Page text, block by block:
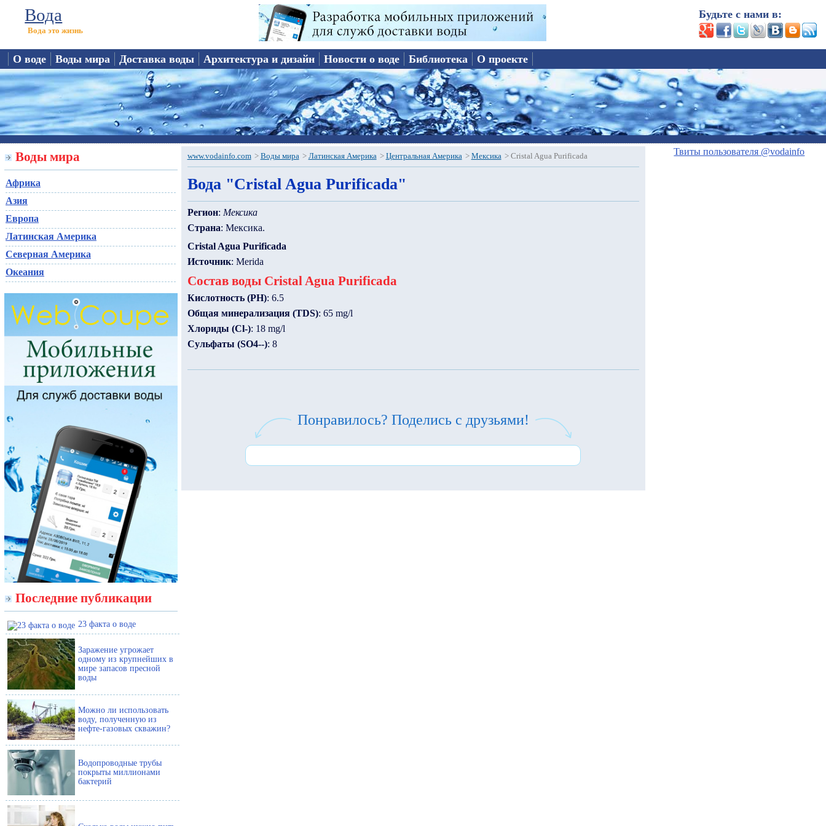
Вода
Вода это жизнь
Будьте с нами в:
О воде Воды мира Доставка воды Архитектура и дизайн Новости о воде Библиотека О проекте
Воды мира
Африка
Азия
Европа
Латинская Америка
Северная Америка
Океания
Последние публикации
23 факта о воде
Заражение угрожает
одному из крупнейших в
мире запасов пресной
воды
Можно ли использовать
воду, полученную из
нефте-газовых скважин?
Водопроводные трубы
покрыты миллионами
бактерий
www.vodainfo.com > Воды мира > Латинская Америка > Центральная Америка > Мексика > Cristal Agua Purificada
Вода "Cristal Agua Purificada"
Регион: Мексика
Страна: Мексика.
Cristal Agua Purificada
Источник: Merida
Состав воды Cristal Agua Purificada
Кислотность (PH): 6.5
Общая минерализация (TDS): 65 mg/l
Хлориды (Cl-): 18 mg/l
Сульфаты (SO4--): 8
Понравилось? Поделись с друзьями!
Твиты пользователя @vodainfo